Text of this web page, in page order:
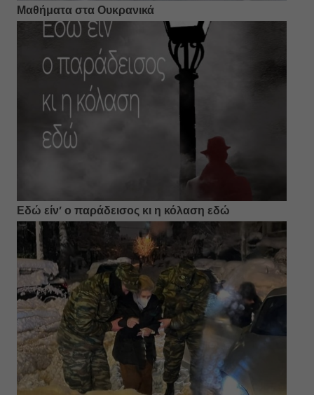
Μαθήματα στα Ουκρανικά
Εδώ είν’ ο παράδεισος κι η κόλαση εδώ